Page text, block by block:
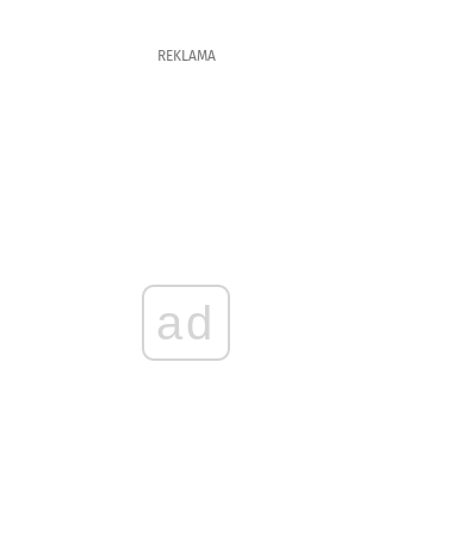
REKLAMA
ad